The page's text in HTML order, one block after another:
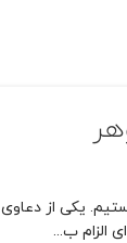
یکی از دعاوی
الزام ب...